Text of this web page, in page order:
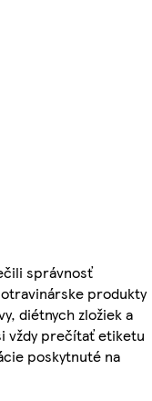
správnosť
produkty
diétnych zložiek a
vždy prečítať etiketu
poskytnuté na